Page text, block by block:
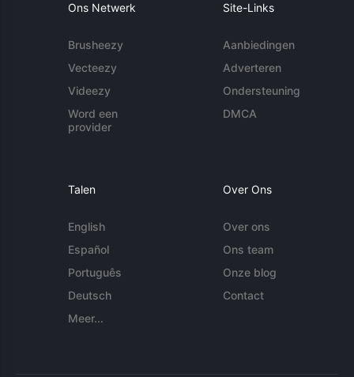
Ons Netwerk
Brusheezy
Vecteezy
Videezy
Word een
provider
Site-Links
Aanbiedingen
Adverteren
Ondersteuning
DMCA
Talen
English
Español
Português
Deutsch
Meer...
Over Ons
Over ons
Ons team
Onze blog
Contact